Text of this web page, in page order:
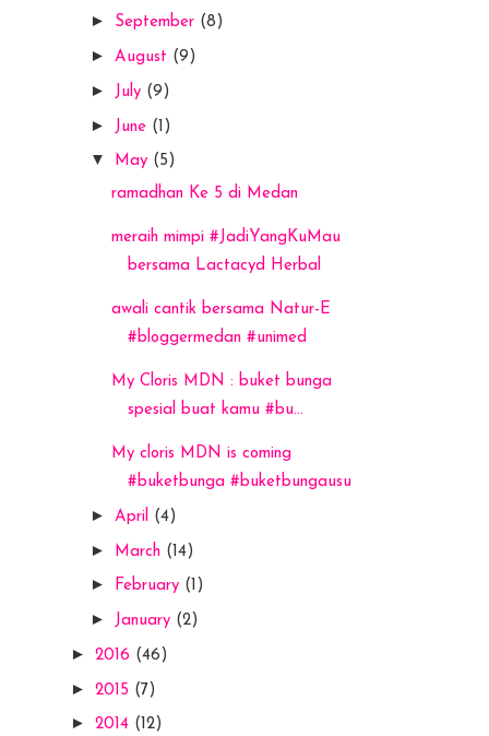
► September (8)
► August (9)
► July (9)
► June (1)
▼ May (5)
ramadhan Ke 5 di Medan
meraih mimpi #JadiYangKuMau
bersama Lactacyd Herbal
awali cantik bersama Natur-E
#bloggermedan #unimed
My Cloris MDN : buket bunga
spesial buat kamu #bu...
My cloris MDN is coming
#buketbunga #buketbungausu
► April (4)
► March (14)
► February (1)
► January (2)
► 2016 (46)
► 2015 (7)
► 2014 (12)